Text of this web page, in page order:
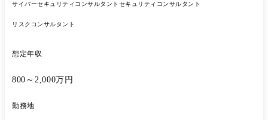
サイバーセキュリティコンサルタント セキュリティコンサルタント
リスクコンサルタント
想定年収
800～2,000万円
勤務地